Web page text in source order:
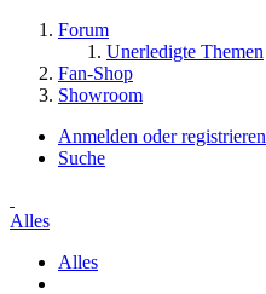
Forum
Unerledigte Themen
Fan-Shop
Showroom
Anmelden oder registrieren
Suche
Alles
Alles